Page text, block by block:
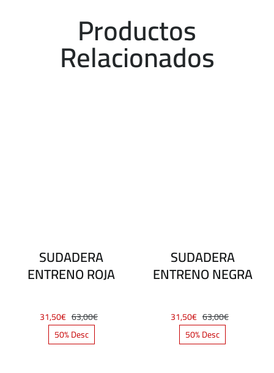
Productos
Relacionados
SUDADERA
ENTRENO ROJA
63,00€El
31,50€
El
50% Desc
SUDADERA
ENTRENO NEGRA
63,00€El
31,50€
El
50% Desc